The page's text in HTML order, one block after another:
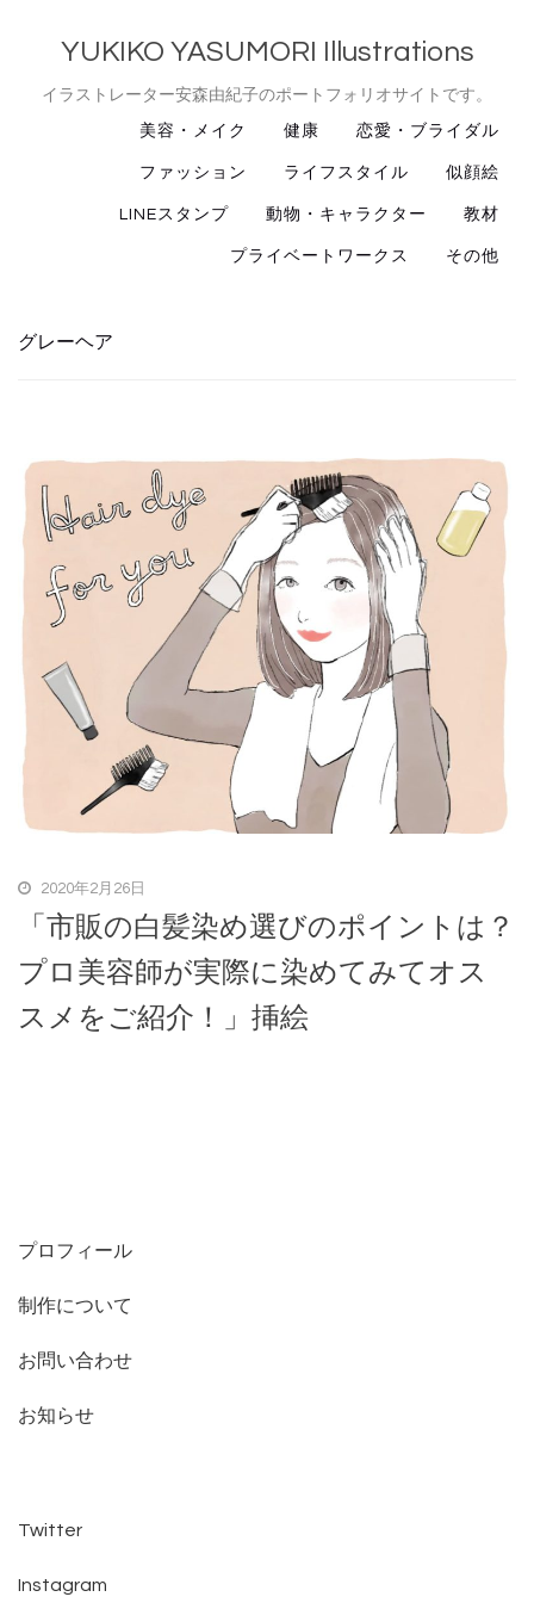
YUKIKO YASUMORI Illustrations
イラストレーター安森由紀子のポートフォリオサイトです。
美容・メイク 健康 恋愛・ブライダル
ファッション ライフスタイル 似顔絵
LINEスタンプ 動物・キャラクター 教材
プライベートワークス その他
グレーヘア
2020年2月26日
「市販の白髪染め選びのポイントは？
プロ美容師が実際に染めてみてオス
スメをご紹介！」挿絵
プロフィール
制作について
お問い合わせ
お知らせ
Twitter
Instagram